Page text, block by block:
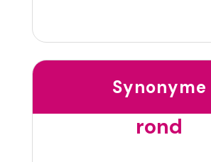
Synonyme
rond